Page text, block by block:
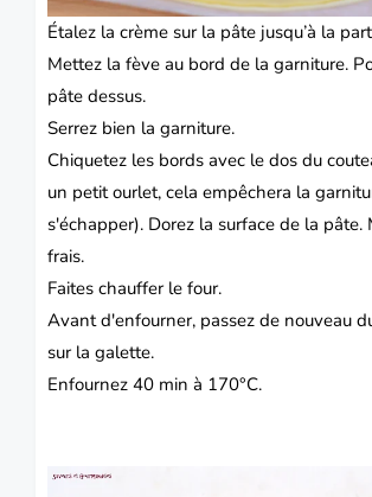
Étalez la crème sur la pâte jusqu’à la
Mettez la fève au bord de la garniture.
pâte dessus.
Serrez bien la garniture.
Chiquetez les bords avec le dos du
un petit ourlet, cela empêchera la
s'échapper). Dorez la surface de la pâte.
frais.
Faites chauffer le four.
Avant d'enfourner, passez de nouveau
sur la galette.
Enfournez 40 min à 170°C.